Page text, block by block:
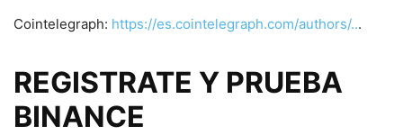
Cointelegraph: https://es.cointelegraph.com/authors/...
REGISTRATE Y PRUEBA
BINANCE